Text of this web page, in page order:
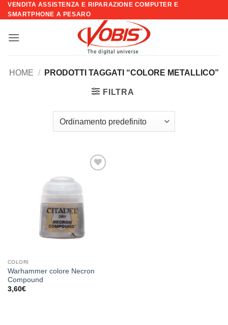
Salta
ai
VENDITA ASSISTENZA E RIPARAZIONE COMPUTER E
SMARTPHONE A PESARO
HOME / PRODOTTI TAGGATI “COLORE METALLICO”
FILTRA
alla lista
COLORI
Warhammer colore Necron
Compound
3,60€